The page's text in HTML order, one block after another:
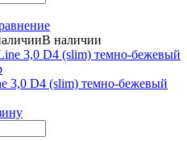
В наличии
3,0 D4 (slim) темно-бежевый